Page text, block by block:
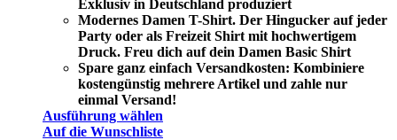
Exklusiv in Deutschland produziert
Modernes Damen T-Shirt. Der Hingucker auf jeder
Party oder als Freizeit Shirt mit hochwertigem
Druck. Freu dich auf dein Damen Basic Shirt
Spare ganz einfach Versandkosten: Kombiniere
kostengünstig mehrere Artikel und zahle nur
einmal Versand!
Ausführung wählen
Auf die Wunschliste